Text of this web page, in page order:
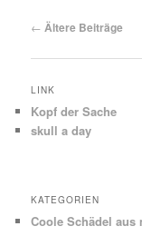
Beitrags-
← Ältere Beiträge
LINK
Kopf der Sache
skull a day
KATEGORIEN
Coole Schädel aus